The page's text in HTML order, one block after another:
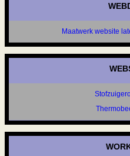
Maatwerk website